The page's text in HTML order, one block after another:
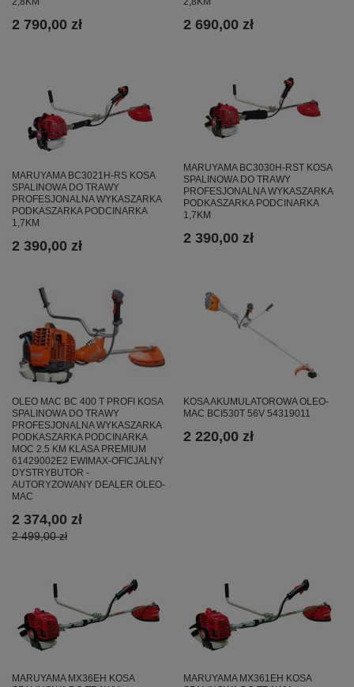
2 790,00 zł 2 690,00 zł
MARUYAMA BC3021H-RS KOSA
SPALINOWA DO TRAWY
PROFESJONALNA WYKASZARKA
PODKASZARKA PODCINARKA
1,7KM
2 390,00 zł
MARUYAMA BC3030H-RST KOSA
SPALINOWA DO TRAWY
PROFESJONALNA WYKASZARKA
PODKASZARKA PODCINARKA
1,7KM
2 390,00 zł
OLEO MAC BC 400 T PROFI KOSA
SPALINOWA DO TRAWY
PROFESJONALNA WYKASZARKA
PODKASZARKA PODCINARKA
MOC 2.5 KM KLASA PREMIUM
61429002E2 EWIMAX-OFICJALNY
DYSTRYBUTOR -
AUTORYZOWANY DEALER OLEO-
MAC
2 374,00 zł
2 499,00 zł
KOSA AKUMULATOROWA OLEO-
MAC BCI530T 56V 54319011
2 220,00 zł
MARUYAMA MX36EH KOSA
MARUYAMA MX361EH KOSA